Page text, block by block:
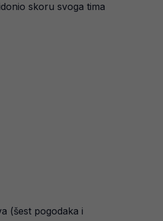
skoru svoga tima
(šest pogodaka i